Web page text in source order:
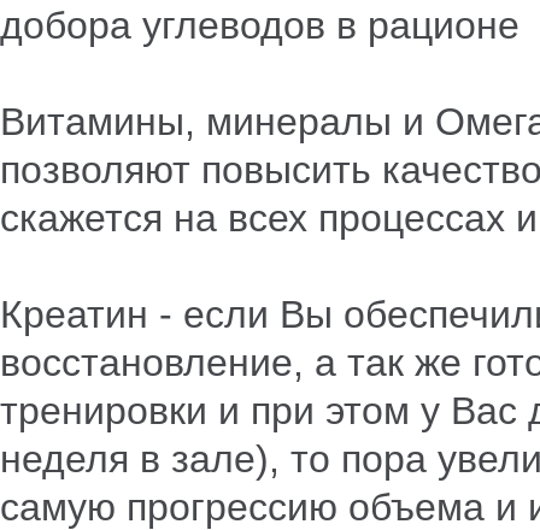
добора углеводов в рационе
Витамины, минералы и
позволяют повысить
скажется на всех процессах
Креатин - если Вы
восстановление, а так же
тренировки и при этом у Вас
неделя в зале), то пора
самую прогрессию объема и